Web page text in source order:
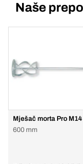
Naše
Mješač morta Pro M14
600 mm